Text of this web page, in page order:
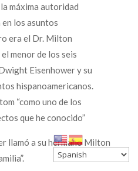
máxima autoridad
los asuntos
era el Dr. Milton
menor de los seis
Eisenhower y su
hispanoamericanos.
“como uno de los
que he conocido”
llamó a su hermano Milton